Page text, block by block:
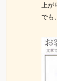
上が
でも